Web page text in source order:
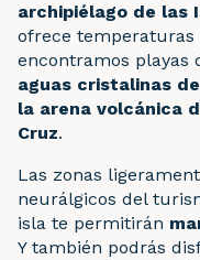
archipiélago de las
ofrece temperaturas
encontramos playas
aguas cristalinas
la arena volcánica
Cruz.
Las zonas
neurálgicos del
isla te permitirán
Y también podrás